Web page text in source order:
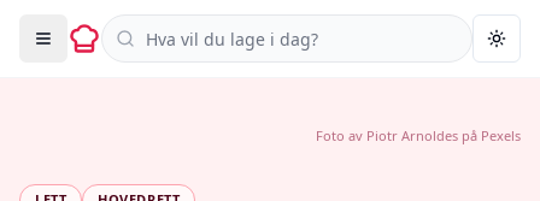
Søk i oppskrifter
Foto av Piotr Arnoldes på Pexels